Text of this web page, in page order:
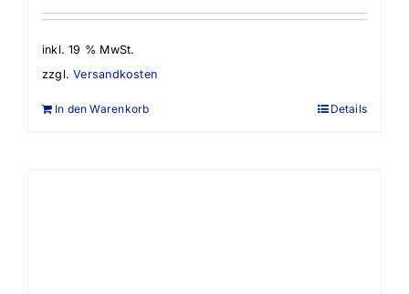
inkl. 19 % MwSt.
zzgl.Versandkosten
In den Warenkorb Details